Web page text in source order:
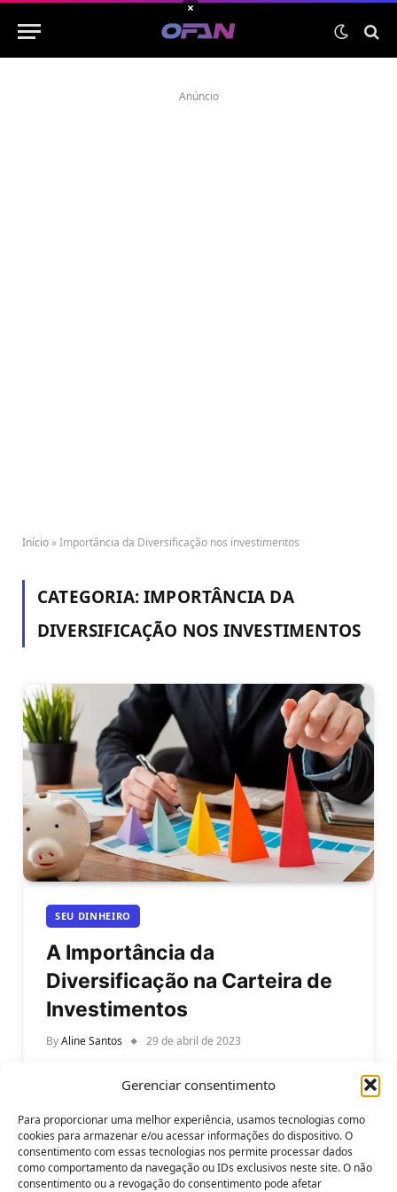
Gerenciar consentimento
Para proporcionar uma melhor experiência, usamos tecnologias como
cookies para armazenar e/ou acessar informações do dispositivo. O
consentimento com essas tecnologias nos permite processar dados
como comportamento da navegação ou IDs exclusivos neste site. O não
consentimento ou a revogação do consentimento pode afetar
Anúncio
Início »Importância da Diversificação nos investimentos
CATEGORIA:IMPORTÂNCIA DA
DIVERSIFICAÇÃO NOS INVESTIMENTOS
SEU DINHEIRO
A Importância da
Diversificação na Carteira de
Investimentos
ByAline Santos 29 de abril de 2023
investimentos. Investir dinheiro pode ser
desafiador, especialmente para iniciantes. Existem
várias opções disponíveis,…
×